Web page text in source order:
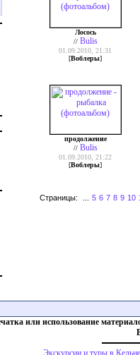
Лосось
// Bulis
01.09.2010, 21:31
[Воблеры]
продолжение
// Bulis
01.09.2010, 21:22
[Воблеры]
Страницы: 5 6 7 8 9 10
или использование
Экскурсии и туры в Кельне